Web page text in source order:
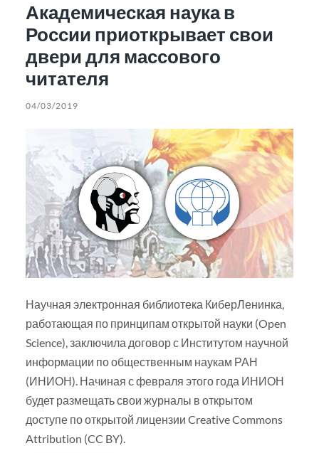
Академическая наука в
России приоткрывает свои
двери для массового
читателя
04/03/2019
Научная электронная библиотека КиберЛенинка,
работающая по принципам открытой науки (Open
Science), заключила договор с Институтом научной
информации по общественным наукам РАН
(ИНИОН). Начиная с февраля этого года ИНИОН
будет размещать свои журналы в открытом
доступе по открытой лицензии Creative Commons
Attribution (CC BY).